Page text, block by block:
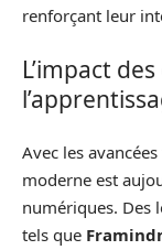
renforçant leur
L’impact
Avec les
moderne est
numériques. Des
tels que